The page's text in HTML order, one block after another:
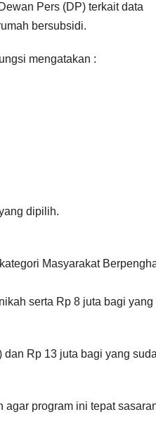
Pers (DP) terkait data
bersubsidi.
mengatakan :
dipilih.
Masyarakat
serta Rp 8 juta bagi yang
Rp 13 juta bagi yang
program ini tepat